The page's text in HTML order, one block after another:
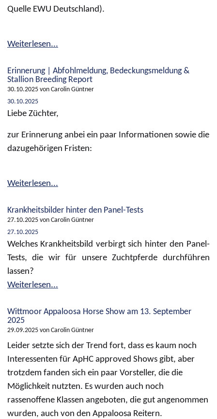
Quelle EWU Deutschland).
Weiterlesen...
Erinnerung | Abfohlmeldung, Bedeckungsmeldung &
Stallion Breeding Report
30.10.2025 von Carolin Güntner
30.10.2025
Liebe Züchter,
zur Erinnerung anbei ein paar Informationen sowie die
dazugehörigen Fristen:
Weiterlesen...
Krankheitsbilder hinter den Panel-Tests
27.10.2025 von Carolin Güntner
27.10.2025
Welches Krankheitsbild verbirgt sich hinter den Panel-
Tests, die wir für unsere Zuchtpferde durchführen
lassen?
Weiterlesen...
Wittmoor Appaloosa Horse Show am 13. September
2025
29.09.2025 von Carolin Güntner
Leider setzte sich der Trend fort, dass es kaum noch
Interessenten für ApHC approved Shows gibt, aber
trotzdem fanden sich ein paar Vorsteller, die die
Möglichkeit nutzten. Es wurden auch noch
rassenoffene Klassen angeboten, die gut angenommen
wurden, auch von den Appaloosa Reitern.